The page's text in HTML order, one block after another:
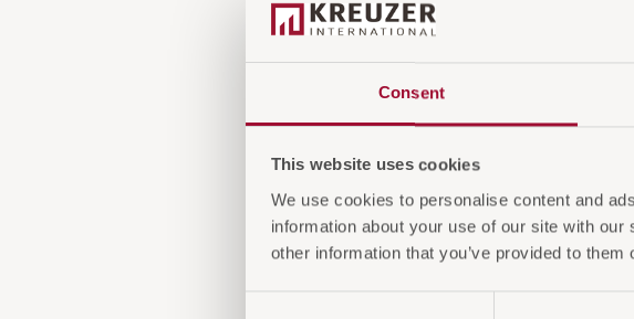
Consent
This website uses cookies
We use cookies to personalise content and
information about your use of our site with
other information that you’ve provided to